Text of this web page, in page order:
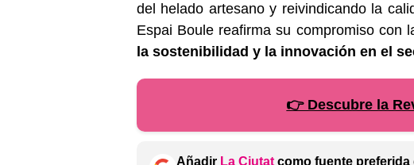
del helado artesano y reivindicando la
Espai Boule reafirma su compromiso con
la sostenibilidad y la innovación en el
👉 Descubre la
Añadir La Ciutat como fuente preferida